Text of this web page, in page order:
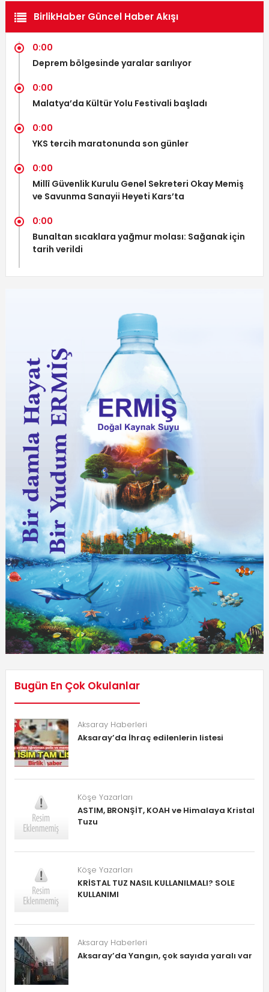
BirlikHaber Güncel Haber Akışı
0:00
Deprem bölgesinde yaralar sarılıyor
0:00
Malatya’da Kültür Yolu Festivali başladı
0:00
YKS tercih maratonunda son günler
0:00
Millî Güvenlik Kurulu Genel Sekreteri Okay Memiş
ve Savunma Sanayii Heyeti Kars’ta
0:00
Bunaltan sıcaklara yağmur molası: Sağanak için
tarih verildi
Bugün En Çok Okulanlar
Aksaray Haberleri
Aksaray’da İhraç edilenlerin listesi
Köşe Yazarları
ASTIM, BRONŞİT, KOAH ve Himalaya Kristal
Tuzu
Köşe Yazarları
KRİSTAL TUZ NASIL KULLANILMALI? SOLE
KULLANIMI
Aksaray Haberleri
Aksaray’da Yangın, çok sayıda yaralı var